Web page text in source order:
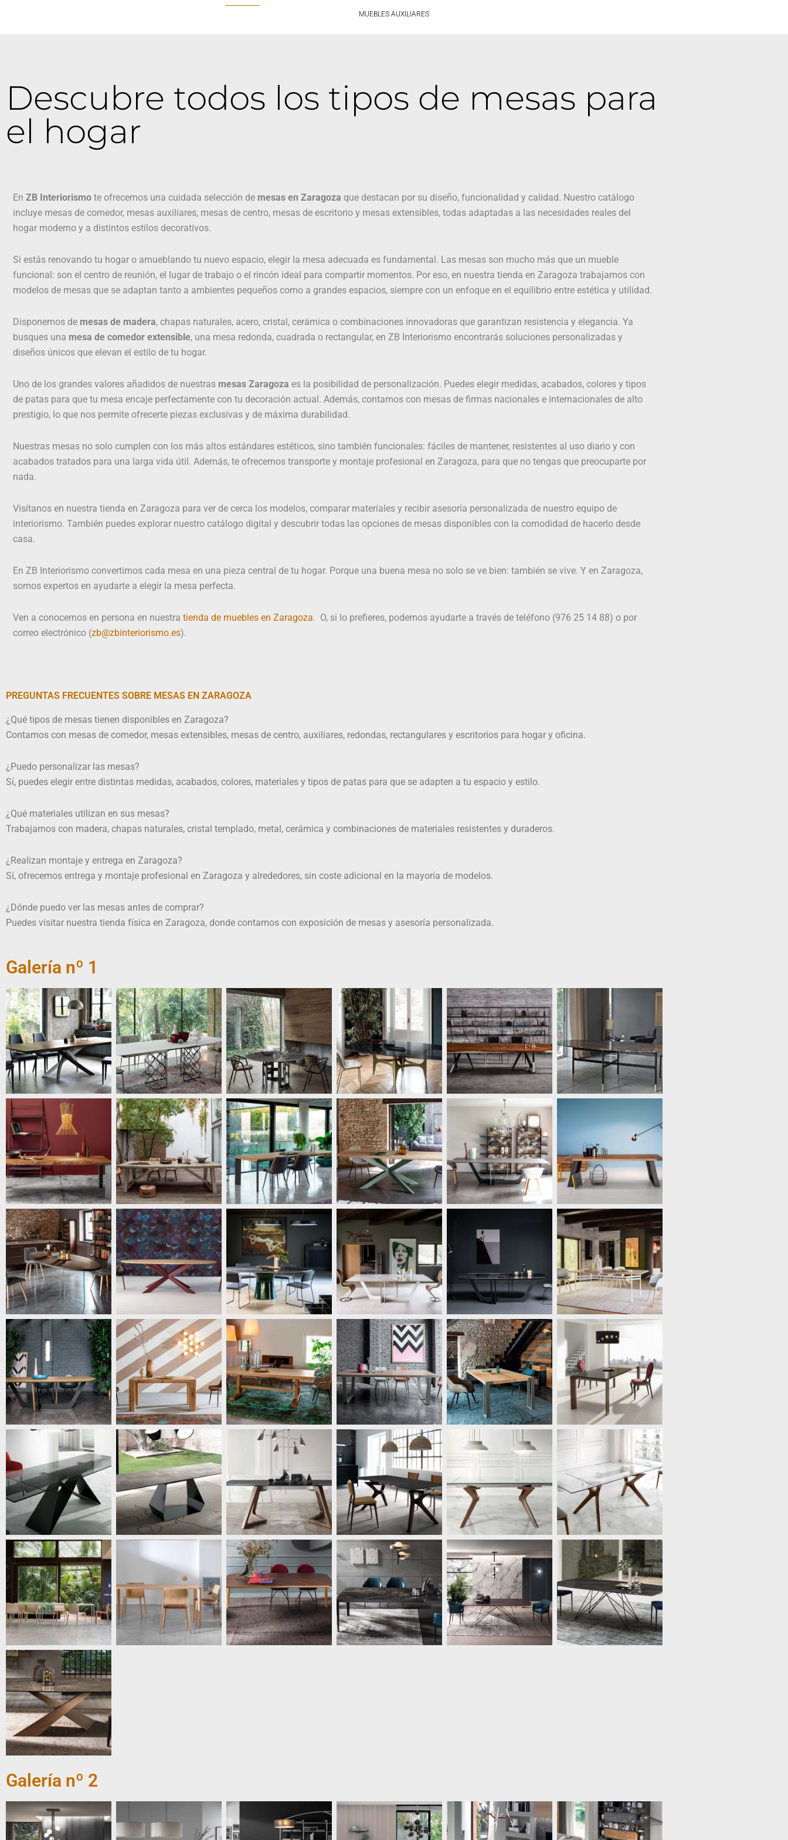
MUEBLES AUXILIARES
Descubre todos los tipos de mesas para
el hogar
En ZB Interiorismo te ofrecemos una cuidada selección de mesas en Zaragoza que destacan por su diseño, funcionalidad y calidad. Nuestro catálogo
incluye mesas de comedor, mesas auxiliares, mesas de centro, mesas de escritorio y mesas extensibles, todas adaptadas a las necesidades reales del
hogar moderno y a distintos estilos decorativos.
Si estás renovando tu hogar o amueblando tu nuevo espacio, elegir la mesa adecuada es fundamental. Las mesas son mucho más que un mueble
funcional: son el centro de reunión, el lugar de trabajo o el rincón ideal para compartir momentos. Por eso, en nuestra tienda en Zaragoza trabajamos con
modelos de mesas que se adaptan tanto a ambientes pequeños como a grandes espacios, siempre con un enfoque en el equilibrio entre estética y utilidad.
Disponemos de mesas de madera, chapas naturales, acero, cristal, cerámica o combinaciones innovadoras que garantizan resistencia y elegancia. Ya
busques una mesa de comedor extensible, una mesa redonda, cuadrada o rectangular, en ZB Interiorismo encontrarás soluciones personalizadas y
diseños únicos que elevan el estilo de tu hogar.
Uno de los grandes valores añadidos de nuestras mesas Zaragoza es la posibilidad de personalización. Puedes elegir medidas, acabados, colores y tipos
de patas para que tu mesa encaje perfectamente con tu decoración actual. Además, contamos con mesas de firmas nacionales e internacionales de alto
prestigio, lo que nos permite ofrecerte piezas exclusivas y de máxima durabilidad.
Nuestras mesas no solo cumplen con los más altos estándares estéticos, sino también funcionales: fáciles de mantener, resistentes al uso diario y con
acabados tratados para una larga vida útil. Además, te ofrecemos transporte y montaje profesional en Zaragoza, para que no tengas que preocuparte por
nada.
Visítanos en nuestra tienda en Zaragoza para ver de cerca los modelos, comparar materiales y recibir asesoría personalizada de nuestro equipo de
interiorismo. También puedes explorar nuestro catálogo digital y descubrir todas las opciones de mesas disponibles con la comodidad de hacerlo desde
casa.
En ZB Interiorismo convertimos cada mesa en una pieza central de tu hogar. Porque una buena mesa no solo se ve bien: también se vive. Y en Zaragoza,
somos expertos en ayudarte a elegir la mesa perfecta.
Ven a conocernos en persona en nuestra tienda de muebles en Zaragoza. O, si lo prefieres, podemos ayudarte a través de teléfono (976 25 14 88) o por
correo electrónico (zb@zbinteriorismo.es).
PREGUNTAS FRECUENTES SOBRE MESAS EN ZARAGOZA
¿Qué tipos de mesas tienen disponibles en Zaragoza?
Contamos con mesas de comedor, mesas extensibles, mesas de centro, auxiliares, redondas, rectangulares y escritorios para hogar y oficina.
¿Puedo personalizar las mesas?
Sí, puedes elegir entre distintas medidas, acabados, colores, materiales y tipos de patas para que se adapten a tu espacio y estilo.
¿Qué materiales utilizan en sus mesas?
Trabajamos con madera, chapas naturales, cristal templado, metal, cerámica y combinaciones de materiales resistentes y duraderos.
¿Realizan montaje y entrega en Zaragoza?
Sí, ofrecemos entrega y montaje profesional en Zaragoza y alrededores, sin coste adicional en la mayoría de modelos.
¿Dónde puedo ver las mesas antes de comprar?
Puedes visitar nuestra tienda física en Zaragoza, donde contamos con exposición de mesas y asesoría personalizada.
Galería nº 1
Galería nº 2